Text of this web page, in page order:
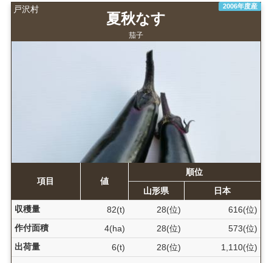
戸沢村 2006年度産
夏秋なす
茄子
項目 値
順位
山形県
日本
収穫量
82(t) 28(位)
616(位)
作付面積
4(ha) 28(位)
573(位)
出荷量
6(t) 28(位) 1,110(位)